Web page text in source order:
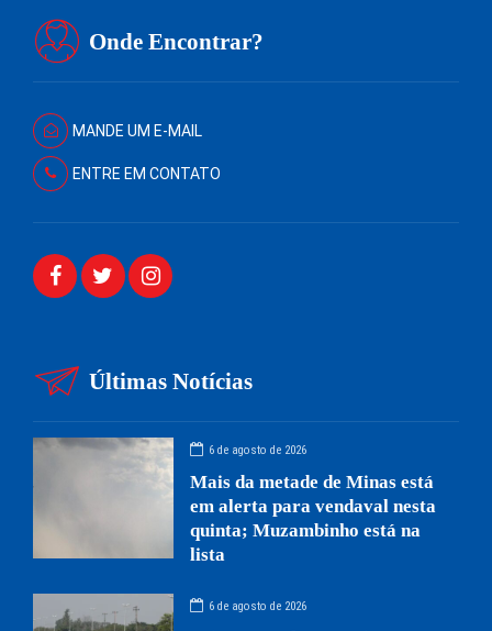
Onde Encontrar?
MANDE UM E-MAIL
ENTRE EM CONTATO
Últimas Notícias
6 de agosto de 2026
Mais da metade de Minas está
em alerta para vendaval nesta
quinta; Muzambinho está na
lista
6 de agosto de 2026